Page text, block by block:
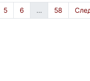
5 6 … 58